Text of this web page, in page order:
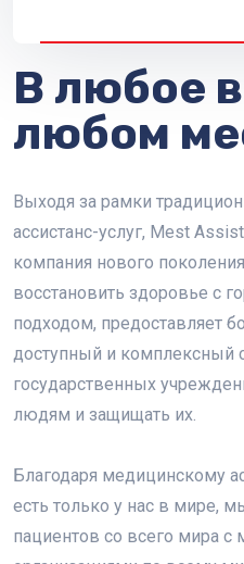
В любое
любом
Выходя за рамки
ассистанс-услуг, Mest
компания нового
восстановить здоровье с
подходом, предоставляет
доступный и комплексный
государственных
людям и защищать их.
Благодаря медицинскому
есть только у нас в мире,
пациентов со всего мира